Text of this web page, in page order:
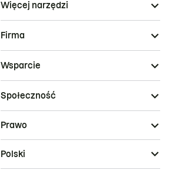
Więcej narzędzi
Firma
Wsparcie
Społeczność
Prawo
Polski